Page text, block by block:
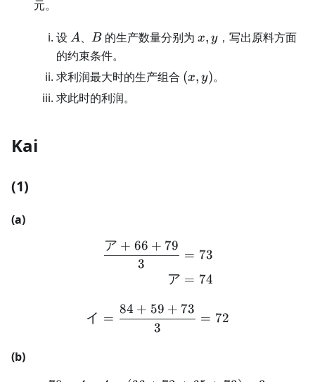
元。
设 A
A、 B
B的生产数量分别为 x,y
x, y，写出原料方面
的约束条件。
求利润最大时的生产组合 (x,y)
(x, y)。
求此时的利润。
Kai
(1)
(a)
\begin{aligned} \frac{ア
3
ア + 66 + 79
ア
= 73
= 74
イ =
イ =
3
84 + 59 + 73
= 72
(b)